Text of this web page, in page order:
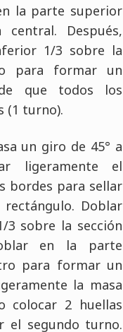
la parte superior
Después,
1/3 sobre la
para formar un
que todos los
(1 turno).
un giro de 45° a
ligeramente el
bordes para sellar
Doblar
sobre la sección
en la parte
para formar un
la masa
colocar 2 huellas
el segundo turno.